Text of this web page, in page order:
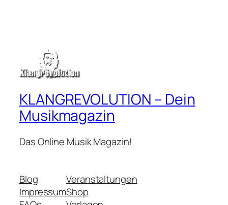
KLANGREVOLUTION – Dein
Musikmagazin
Das Online Musik Magazin!
Blog
Impressum
Veranstaltungen
Shop